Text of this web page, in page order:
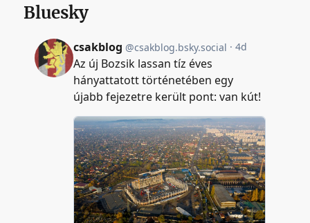
Bluesky